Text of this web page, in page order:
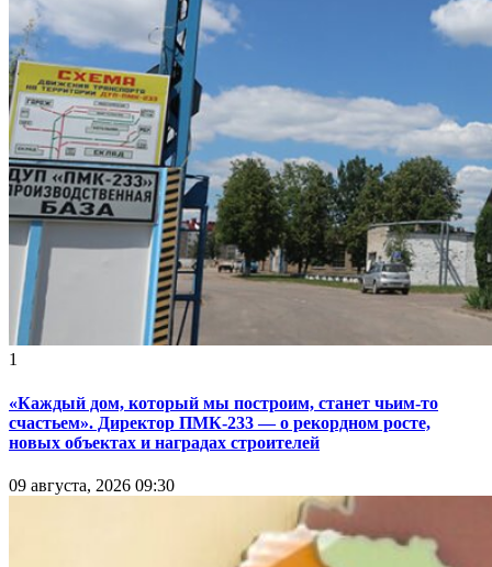
1
«Каждый дом, который мы построим, станет чьим-то
счастьем». Директор ПМК-233 — о рекордном росте,
новых объектах и наградах строителей
09 августа, 2026 09:30